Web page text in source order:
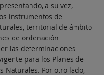
a su vez,
instrumentos de
territorial de ámbito
de ordenación
las determinaciones
para los Planes de
Naturales. Por otro lado,